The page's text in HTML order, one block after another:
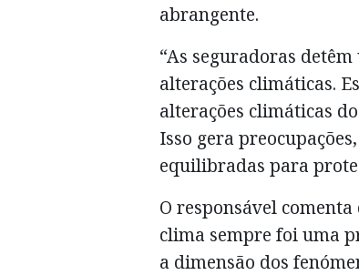
abrangente.
“As seguradoras
alterações climáticas.
alterações climáticas
Isso gera
equilibradas para
O responsável
clima sempre foi uma
a dimensão dos